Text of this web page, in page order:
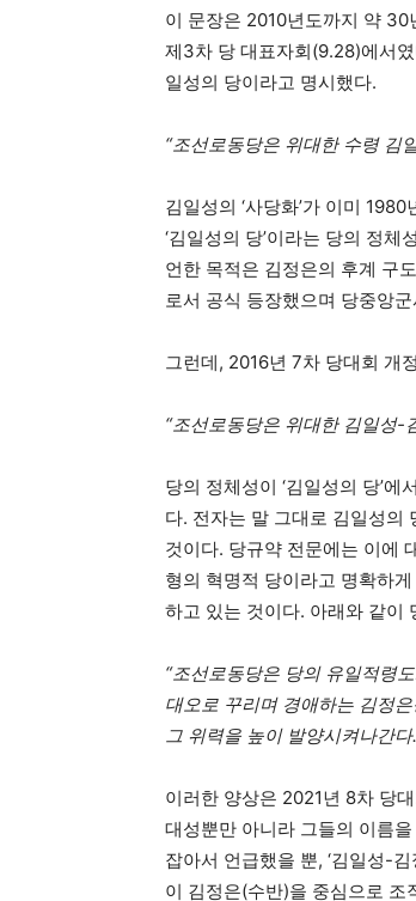
이 문장은 2010년도까지 약
제3차 당 대표자회(9.28)에서
일성의 당이라고 명시했다.
“조선로동당은 위대한 수령 김
김일성의 ‘사당화’가 이미
‘김일성의 당’이라는 당의 정체
언한 목적은 김정은의 후계 구
로서 공식 등장했으며 당중앙
그런데, 2016년 7차 당대회 개
“조선로동당은 위대한 김일성-
당의 정체성이 ‘김일성의 당’
다. 전자는 말 그대로 김일성의
것이다. 당규약 전문에는 이에
형의 혁명적 당이라고 명확하
하고 있는 것이다. 아래와 같이
“조선로동당은 당의 유일적령
대오로 꾸리며 경애하는 김정
그 위력을 높이 발양시켜나간다
이러한 양상은 2021년 8차 당
대성뿐만 아니라 그들의 이름
잡아서 언급했을 뿐, ‘김일성-
이 김정은(수반)을 중심으로